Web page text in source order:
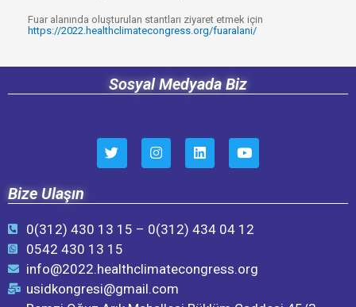
Fuar alanında oluşturulan stantları ziyaret etmek için
https://2022.healthclimatecongress.org/fuaralani/
Sosyal Medyada Biz
Bize Ulaşın
0(312) 430 13 15 – 0(312) 434 04 12
0542 430 13 15
info@2022.healthclimatecongress.org
usidkongresi@gmail.com